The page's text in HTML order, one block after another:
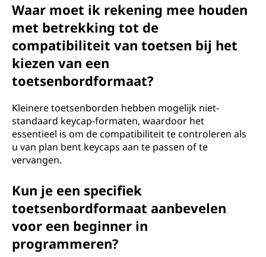
Waar moet ik rekening mee houden
met betrekking tot de
compatibiliteit van toetsen bij het
kiezen van een
toetsenbordformaat?
Kleinere toetsenborden hebben mogelijk niet-
standaard keycap-formaten, waardoor het
essentieel is om de compatibiliteit te controleren als
u van plan bent keycaps aan te passen of te
vervangen.
Kun je een specifiek
toetsenbordformaat aanbevelen
voor een beginner in
programmeren?